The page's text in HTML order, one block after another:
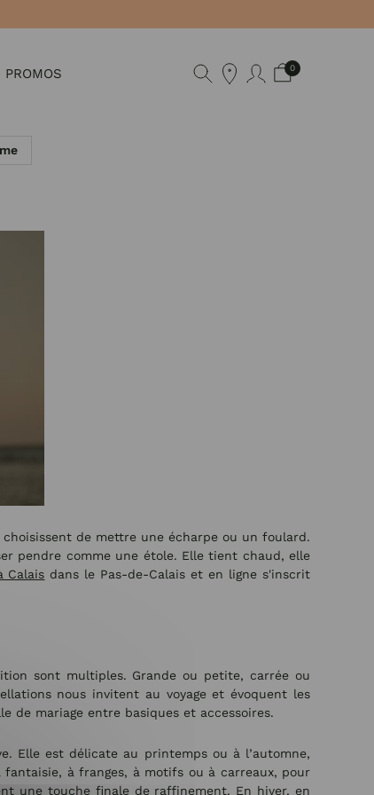
PROMOS 0
de mettre une écharpe ou un foulard.
pendre comme une étole. Elle tient chaud, elle
Calais dans le Pas-de-Calais et en ligne s'inscrit
sont multiples. Grande ou petite, carrée ou
nous invitent au voyage et évoquent les
de mariage entre basiques et accessoires.
Elle est délicate au printemps ou à l’automne,
à franges, à motifs ou à carreaux, pour
une touche finale de raffinement. En hiver, en